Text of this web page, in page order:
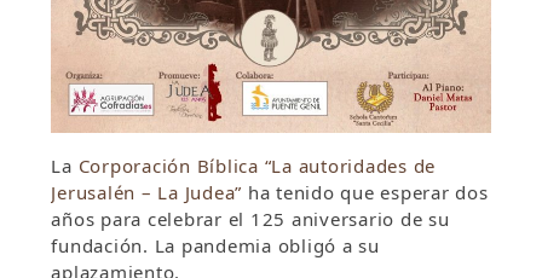
La Corporación Bíblica “La autoridades de
Jerusalén – La Judea” ha tenido que esperar dos
años para celebrar el 125 aniversario de su
fundación. La pandemia obligó a su
aplazamiento.